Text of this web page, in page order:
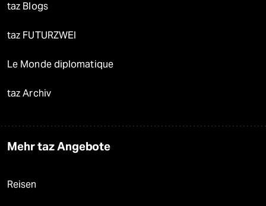
taz Blogs
taz FUTURZWEI
Le Monde diplomatique
taz Archiv
Mehr taz Angebote
Reisen